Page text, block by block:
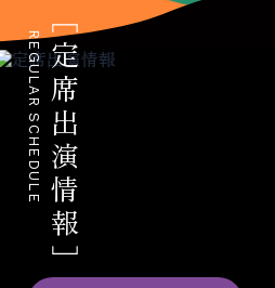
定席出演情報
REGULAR SCHEDULE